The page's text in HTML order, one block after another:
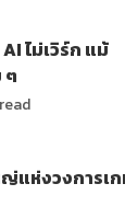
ไม่เวิร์ก แม้
ๆ
แห่งวงการเ